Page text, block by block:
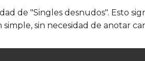
de "Singles desnudos". Esto
sin necesidad de anotar